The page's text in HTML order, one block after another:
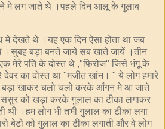
मे लग जाते थे ।पहले दिन आलू के गुलाब
मे देखते थे ।यह एक दिन ऐसा होता था जब
।सुबह बड़ा बनते जाये सब खाते जायें ।तीन
मेरे पति के दोस्त थे ,"फिरोज" जिसे भंगू के
का दोस्त था "मजीत खांन। " ये लोग हमारे
बड़ा खाकर चलो चलो करके आँगन मे आ जाते
को खड़ा करके गुलाल का टीका लगाकर
थी ।हम लोग भी तभी गुलाल का टीका लगा
बेटो को गुलाल का टीका लगाती और वे लोग